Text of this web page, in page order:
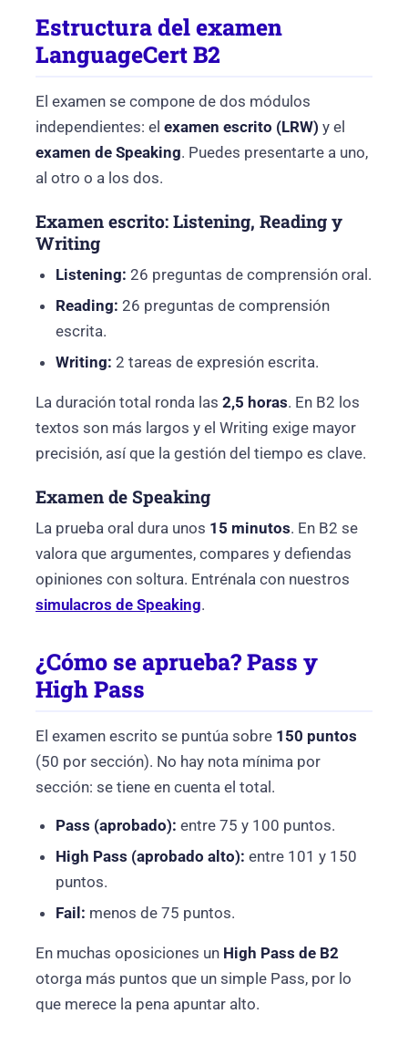
Estructura del examen
LanguageCert B2
El examen se compone de dos módulos
independientes: el examen escrito (LRW) y el
examen de Speaking. Puedes presentarte a uno,
al otro o a los dos.
Examen escrito: Listening, Reading y
Writing
Listening: 26 preguntas de comprensión oral.
Reading: 26 preguntas de comprensión
escrita.
Writing: 2 tareas de expresión escrita.
La duración total ronda las 2,5 horas. En B2 los
textos son más largos y el Writing exige mayor
precisión, así que la gestión del tiempo es clave.
Examen de Speaking
La prueba oral dura unos 15 minutos. En B2 se
valora que argumentes, compares y defiendas
opiniones con soltura. Entrénala con nuestros
simulacros de Speaking.
¿Cómo se aprueba? Pass y
High Pass
El examen escrito se puntúa sobre 150 puntos
(50 por sección). No hay nota mínima por
sección: se tiene en cuenta el total.
Pass (aprobado): entre 75 y 100 puntos.
High Pass (aprobado alto): entre 101 y 150
puntos.
Fail: menos de 75 puntos.
En muchas oposiciones un High Pass de B2
otorga más puntos que un simple Pass, por lo
que merece la pena apuntar alto.